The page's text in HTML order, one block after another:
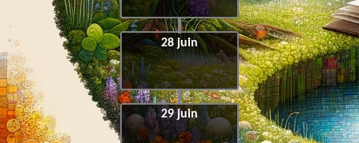
28 juin
29 juin